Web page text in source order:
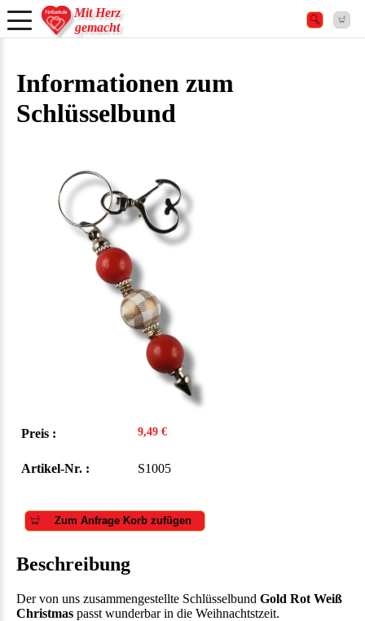
Mit Herz
gemacht
Informationen zum
Schlüsselbund
Preis : 9,49 €
Artikel-Nr. : S1005
Zum Anfrage Korb zufügen
Beschreibung
Der von uns zusammengestellte Schlüsselbund Gold Rot Weiß
Christmas passt wunderbar in die Weihnachtstzeit.